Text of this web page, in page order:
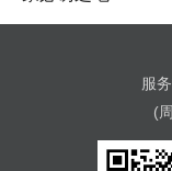
服
(